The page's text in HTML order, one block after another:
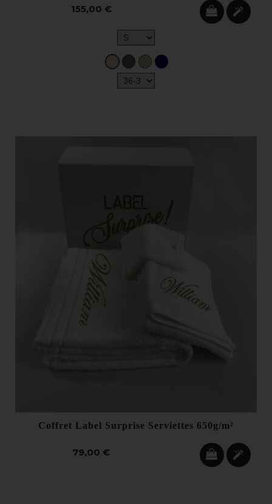
155,00 €
Coffret Label Surprise Serviettes 650g/m²
79,00 €